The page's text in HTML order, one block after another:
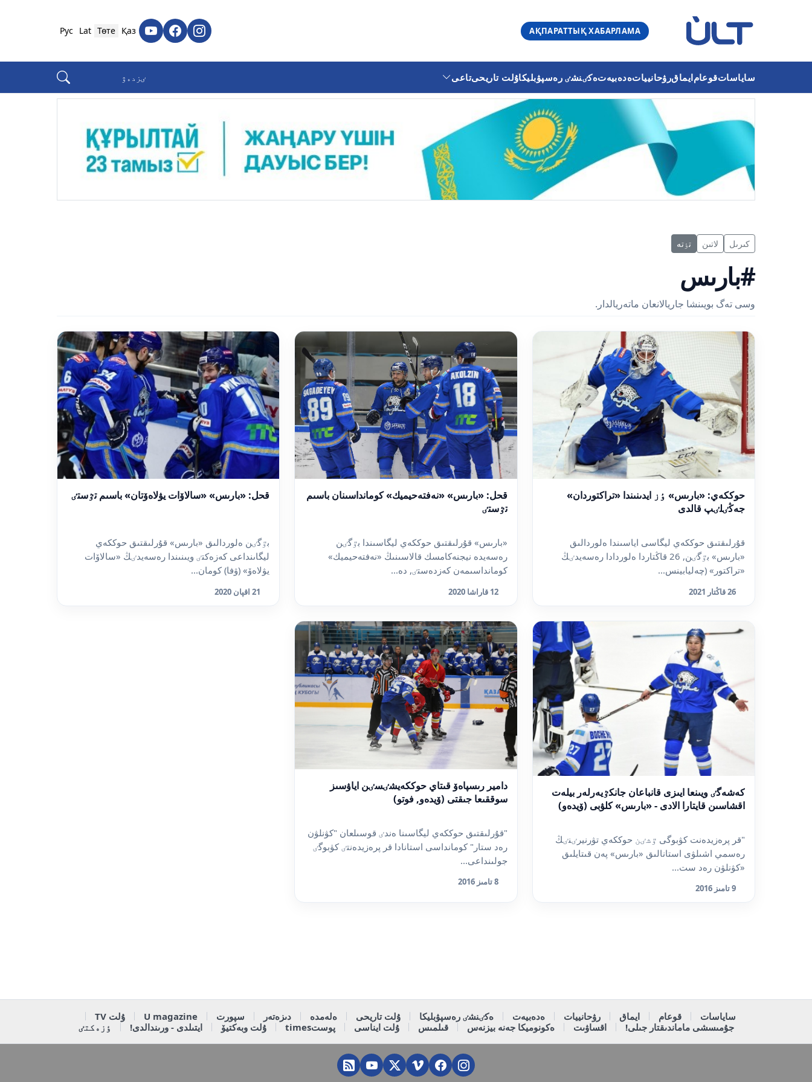
АҚПАРАТТЫҚ ХАБАРЛАМА
Қаз
Төте
Lat
Рус
ساياساتقوعامايماقرۋحانيياتەدەبيەتەكٸنشٸ رەسپۋبليكاۇلت تاريحىتاعى
كىرىل لاتىن تٶتە
#بارىس
وسى تەگ بويىنشا جاريالانعان ماتەريالدار.
حوككەي: «بارىس» ٶز ايدىنىندا «تراكتوردان»
جەڭٸلٸپ قالدى
قۇرلىقتىق حوككەي ليگاسى اياسىندا ەلوردالىق
«بارىس» بٷگٸن, 26 قاڭتاردا ەلوردادا رەسەيدٸڭ
«تراكتور» (چەليابينس...
26 قاڭتار 2021
قحل: «بارىس» «نەفتەحيميك» كومانداسىنان باسىم
تٷستٸ
«بارىس» قۇرلىقتىق حوككەي ليگاسىندا بٷگٸن
رەسەيدە نيجنەكامسك قالاسىنىڭ «نەفتەحيميك»
كومانداسىمەن كەزدەستٸ, دە...
12 قاراشا 2020
قحل: «بارىس» «سالاۆات يۋلاەۆتان» باسىم تٷستٸ
بٷگٸن ەلوردالىق «بارىس» قۇرلىقتىق حوككەي
ليگاىنداعى كەزەكتٸ ويىنىندا رەسەيدٸڭ «سالاۆات
يۋلاەۆ» (ۋفا) كومان...
21 اقپان 2020
كەشەگٸ ويىنعا ايىزى قانباعان جانكٷيەرلەر بيلەت
اقشاسىن قايتارا الادى - «بارىس» كلۋبى (ۆيدەو)
"قر پرەزيدەنت كۋبوگى ٷشٸن حوككەي تۋرنيرٸنٸڭ
رەسمي اشىلۋى استانالىق «بارىس» پەن قىتايلىق
«كۋنلۋن رەد ست...
9 تامىز 2016
دامير رىسپاەۆ قىتاي حوككەيشٸسٸن اياۋسىز
سوققىعا جىقتى (ۆيدەو, فوتو)
"قۇرلىقتىق حوككەي ليگاسىنا ەندٸ قوسىلعان "كۋنلۋن
رەد ستار" كومانداسى استانادا قر پرەزيدەنتٸ كۋبوگٸ
جولىنداعى...
8 تامىز 2016
ساياسات قوعام ايماق رۋحانييات ەدەبيەت ەكٸنشٸ رەسپۋبليكا ۇلت تاريحى ەلەمدە دىزەتەر سپورت U magazine
ۇلت TV
جۇمىسشى ماماندىقتار جىلى!
اقساۋىت ەكونوميكا جەنە بيزنەس قىلمىس ۇلت ايناسى پوستtimes ۇلت وبەكتيۆ ايتىلدى - ورىندالدى! ٶزەكتٸ